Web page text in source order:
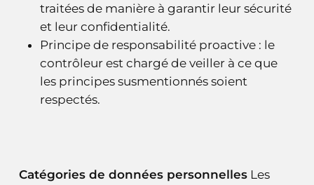
traitées de manière à garantir leur sécurité
et leur confidentialité.
Principe de responsabilité proactive : le
contrôleur est chargé de veiller à ce que
les principes susmentionnés soient
respectés.
Catégories de données personnellesLes